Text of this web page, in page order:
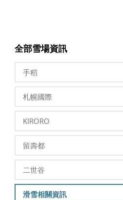
全部雪場資訊
手稻
札幌國際
KIRORO
留壽都
二世谷
滑雪相關資訊